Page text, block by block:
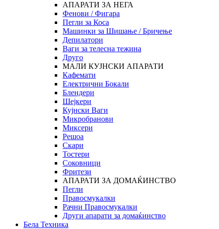
АПАРАТИ ЗА НЕГА
Фенови / Фигара
Пегли за Коса
Машинки за Шишање / Бричење
Депилатори
Ваги за телесна тежина
Друго
МАЛИ КУЈНСКИ АПАРАТИ
Кафемати
Електрични Бокали
Блендери
Шејкери
Кујнски Ваги
Микробранови
Миксери
Решоа
Скари
Тостери
Соковници
Фритези
АПАРАТИ ЗА ДОМАЌИНСТВО
Пегли
Правосмукалки
Рачни Правосмукалки
Други апарати за домаќинство
Бела Техника